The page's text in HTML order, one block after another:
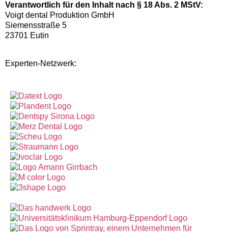
Verantwortlich für den Inhalt nach § 18 Abs. 2 MStV:
Voigt dental Produktion GmbH
Siemensstraße 5
23701 Eutin
Experten-Netzwerk: